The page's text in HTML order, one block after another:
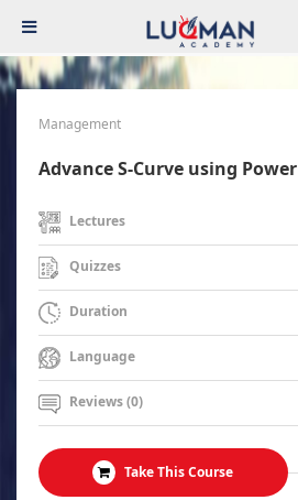
Management
Advance S-Curve using
Lectures
Quizzes
Duration
Language
Reviews (0)
Take This Course